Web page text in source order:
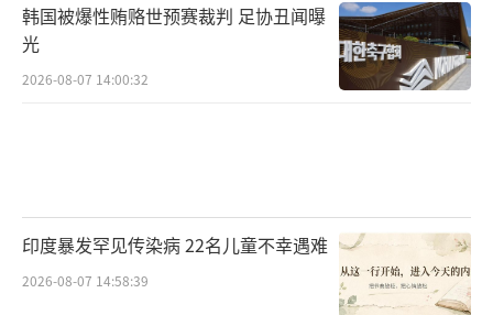
韩国被爆性贿赂世预赛裁判 足协丑闻曝
光
2026-08-07 14:00:32
印度暴发罕见传染病 22名儿童不幸遇难
2026-08-07 14:58:39